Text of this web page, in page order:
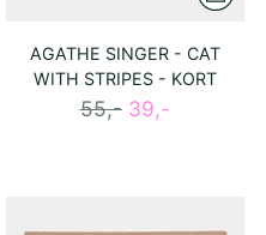
AGATHE SINGER - CAT
WITH STRIPES - KORT
Ordinær
55,- 39,-